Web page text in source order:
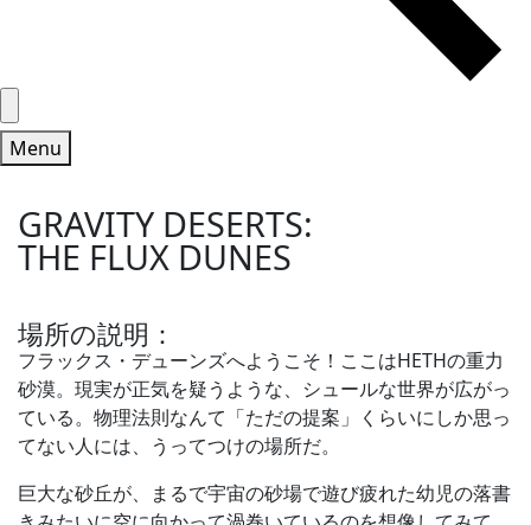
Menu
GRAVITY DESERTS:
THE FLUX DUNES
場所の説明：
フラックス・デューンズへようこそ！ここはHETHの重力
砂漠。現実が正気を疑うような、シュールな世界が広がっ
ている。物理法則なんて「ただの提案」くらいにしか思っ
てない人には、うってつけの場所だ。
巨大な砂丘が、まるで宇宙の砂場で遊び疲れた幼児の落書